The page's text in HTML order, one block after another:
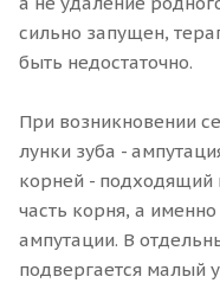
сильно запущен,
быть недостаточно.
При возникновении
лунки зуба -
корней - подходящий
часть корня, а
ампутации. В
подвергается малый